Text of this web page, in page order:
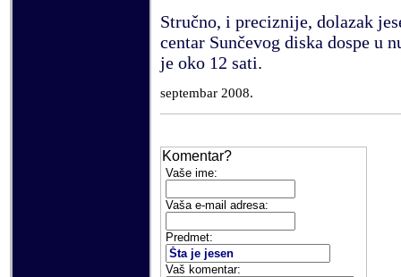
Stručno, i preciznije, dolazak
centar Sunčevog diska dospe u
je oko 12 sati.
septembar 2008.
Komentar?
Vaše ime:
Vaša e-mail adresa:
Predmet:
Vaš komentar: